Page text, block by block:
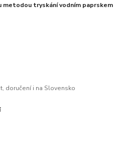
metodou tryskání vodním paprskem
doručení i na Slovensko